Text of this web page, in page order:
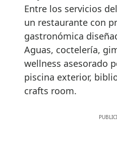
Entre los servicios
un restaurante con
gastronómica
Aguas, coctelería,
wellness asesorado
piscina exterior,
crafts room.